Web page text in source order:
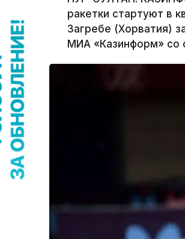
ракетки стартуют в
Загребе (Хорватия)
МИА «Казинформ» со